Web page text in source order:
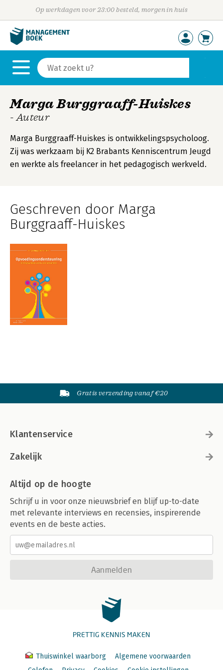
Op werkdagen voor 23:00 besteld, morgen in huis
Marga Burggraaff-Huiskes
- Auteur
Marga Burggraaff-Huiskes is ontwikkelingspsycholoog.
Zij was werkzaam bij K2 Brabants Kenniscentrum Jeugd
en werkte als freelancer in het pedagogisch werkveld.
Geschreven door Marga
Burggraaff-Huiskes
Gratis verzending vanaf €20
Klantenservice
Zakelijk
Altijd op de hoogte
Schrijf u in voor onze nieuwsbrief en blijf up-to-date
met relevante interviews en recensies, inspirerende
events en de beste acties.
Aanmelden
PRETTIG KENNIS MAKEN
Thuiswinkel waarborg
Algemene voorwaarden